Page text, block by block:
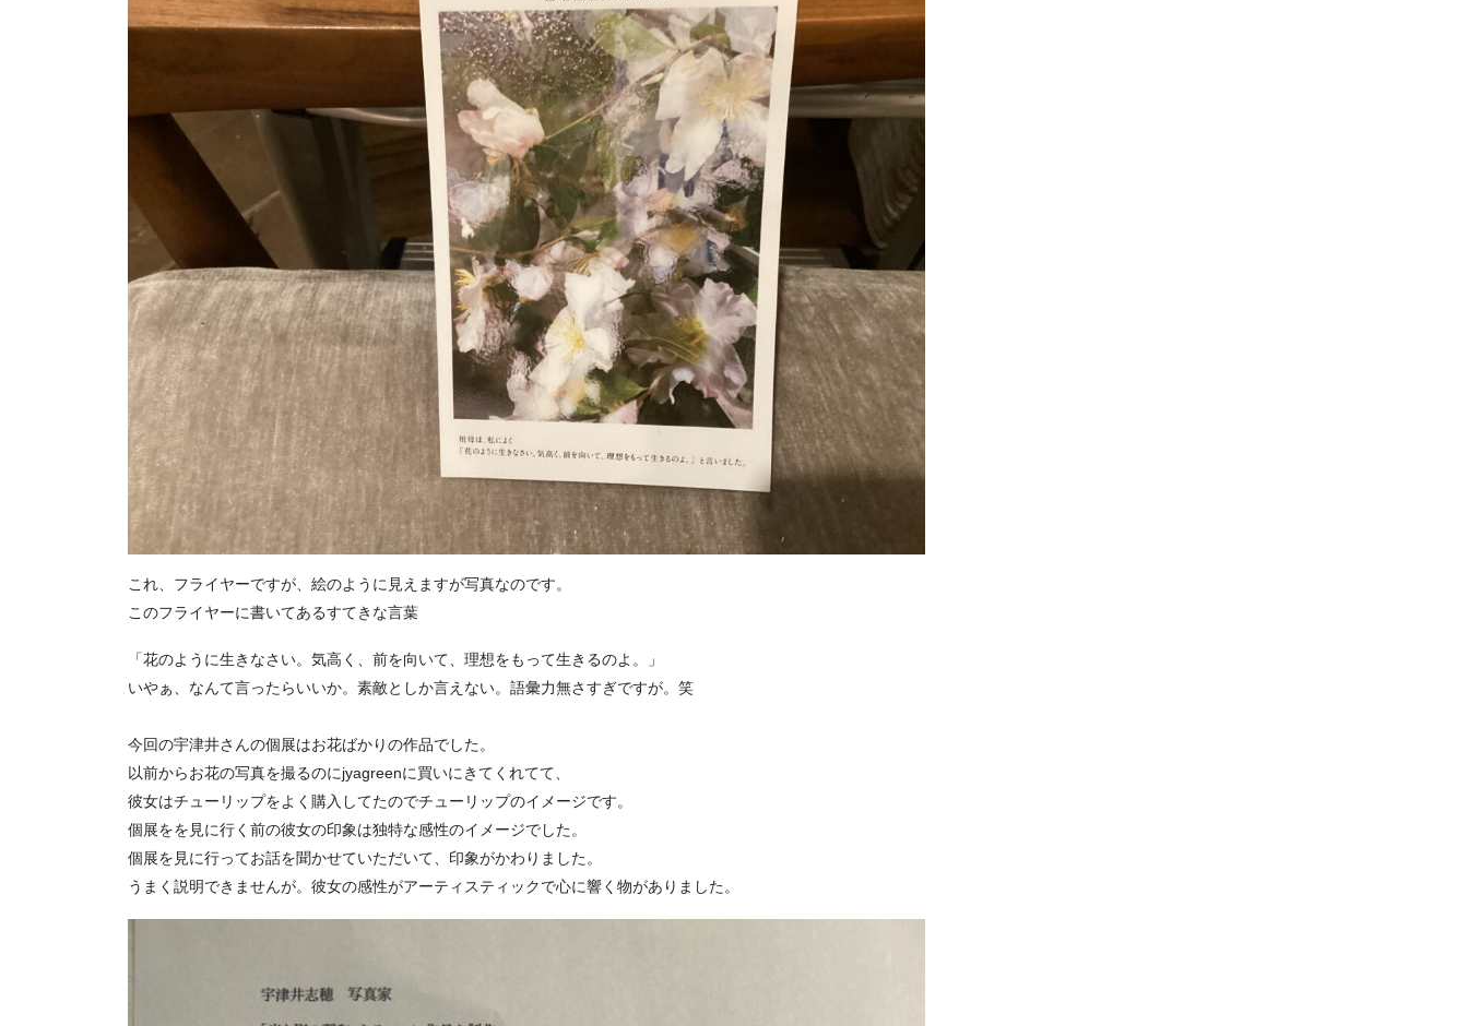
これ、フライヤーですが、絵のように見えますが写真なのです。
このフライヤーに書いてあるすてきな言葉
「花のように生きなさい。気高く、前を向いて、理想をもって生きるのよ。」
いやぁ、なんて言ったらいいか。素敵としか言えない。語彙力無さすぎですが。笑
今回の宇津井さんの個展はお花ばかりの作品でした。
以前からお花の写真を撮るのにjyagreenに買いにきてくれてて、
彼女はチューリップをよく購入してたのでチューリップのイメージです。
個展をを見に行く前の彼女の印象は独特な感性のイメージでした。
個展を見に行ってお話を聞かせていただいて、印象がかわりました。
うまく説明できませんが。彼女の感性がアーティスティックで心に響く物がありました。